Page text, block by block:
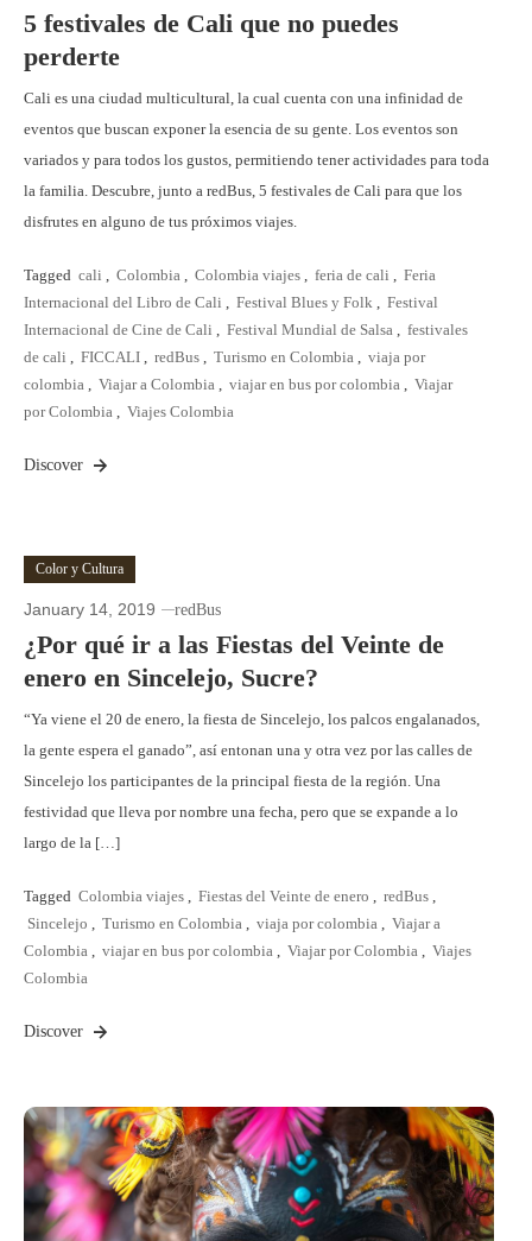
5 festivales de Cali que no puedes
perderte
Cali es una ciudad multicultural, la cual cuenta con una infinidad de
eventos que buscan exponer la esencia de su gente. Los eventos son
variados y para todos los gustos, permitiendo tener actividades para toda
la familia. Descubre, junto a redBus, 5 festivales de Cali para que los
disfrutes en alguno de tus próximos viajes.
Tagged cali , Colombia , Colombia viajes , feria de cali , Feria
Internacional del Libro de Cali , Festival Blues y Folk , Festival
Internacional de Cine de Cali , Festival Mundial de Salsa , festivales
de cali , FICCALI , redBus , Turismo en Colombia , viaja por
colombia , Viajar a Colombia , viajar en bus por colombia , Viajar
por Colombia , Viajes Colombia
Discover
Color y Cultura
January 14, 2019 redBus
¿Por qué ir a las Fiestas del Veinte de
enero en Sincelejo, Sucre?
“Ya viene el 20 de enero, la fiesta de Sincelejo, los palcos engalanados,
la gente espera el ganado”, así entonan una y otra vez por las calles de
Sincelejo los participantes de la principal fiesta de la región. Una
festividad que lleva por nombre una fecha, pero que se expande a lo
largo de la […]
Tagged Colombia viajes , Fiestas del Veinte de enero , redBus ,
Sincelejo , Turismo en Colombia , viaja por colombia , Viajar a
Colombia , viajar en bus por colombia , Viajar por Colombia , Viajes
Colombia
Discover